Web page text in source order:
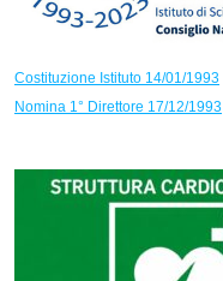
Costituzione Istituto 14/01/1993
Nomina 1° Direttore 17/12/1993